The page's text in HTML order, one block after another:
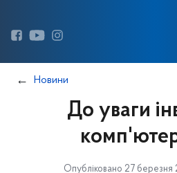
Новини
До уваги
Опубліковано 27 березня